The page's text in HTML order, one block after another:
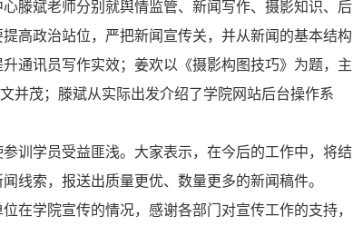
滕斌老师分别就舆情监管、新闻写作、摄影知识、后
高政治站位，严把新闻宣传关，并从新闻的基本结构
通讯员写作实效；姜欢以《摄影构图技巧》为题，主
并茂；滕斌从实际出发介绍了学院网站后台操作系
训学员受益匪浅。大家表示，在今后的工作中，将结
线索，报送出质量更优、数量更多的新闻稿件。
在学院宣传的情况，感谢各部门对宣传工作的支持，